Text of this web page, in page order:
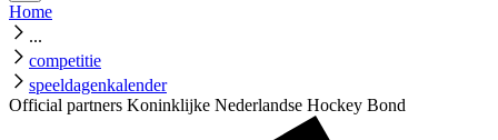
Home
...
competitie
speeldagenkalender
Official partners Koninklijke Nederlandse Hockey Bond